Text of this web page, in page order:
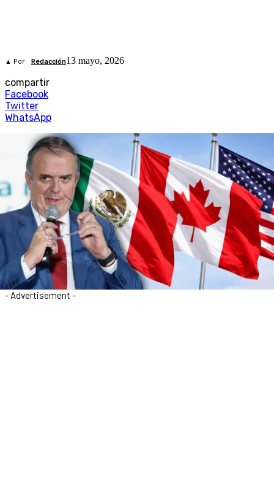
▲ Por Redacción13 mayo, 2026
compartir
Facebook
Twitter
WhatsApp
- Advertisement -